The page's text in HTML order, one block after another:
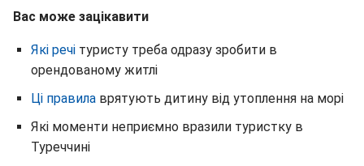
Вас може зацікавити
Які речі туристу треба одразу зробити в
орендованому житлі
Ці правила врятують дитину від утоплення на морі
Які моменти неприємно вразили туристку в
Туреччині